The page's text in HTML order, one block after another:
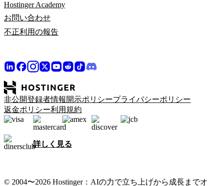
Hostinger Academy
お問い合わせ
不正利用の報告
非公開登録者情報開示ポリシープライバシーポリシー
返金ポリシー利用規約
詳しく見る
© 2004〜2026 Hostinger：AIの力で立ち上げから成長までオ